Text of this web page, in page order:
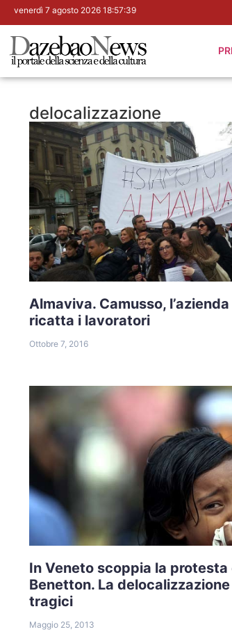
venerdì 7 agosto 2026 18:57:40
delocalizzazione
Almaviva. Camusso,
ricatta i lavoratori
Ottobre 7, 2016
In Veneto scoppia la protesta
Benetton. La
tragici
Maggio 25, 2013